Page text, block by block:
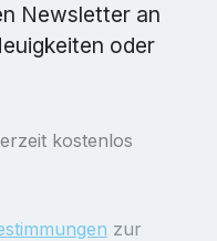
Newsletter an
oder
kostenlos
zur